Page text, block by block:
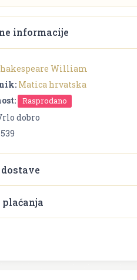
informacije
William
Matica hrvatska
Rasprodano
dobro